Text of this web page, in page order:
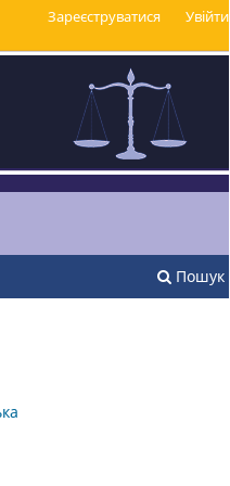
Пошук
Зареєструватися Увійти